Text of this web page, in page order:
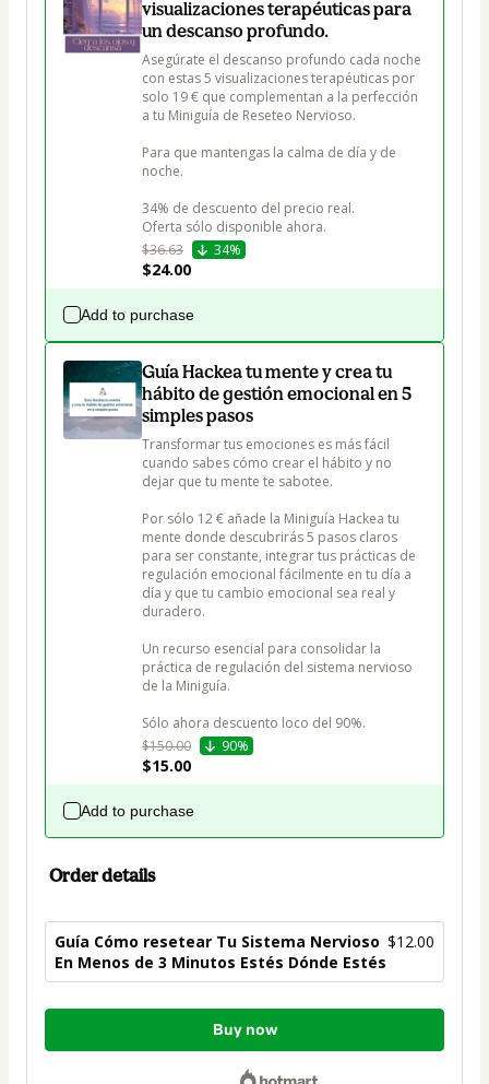
visualizaciones terapéuticas para
un descanso profundo.
Asegúrate el descanso profundo cada noche
con estas 5 visualizaciones terapéuticas por
solo 19 € que complementan a la perfección
a tu Miniguía de Reseteo Nervioso.
Para que mantengas la calma de día y de
noche.
34% de descuento del precio real.
Oferta sólo disponible ahora.
$36.63
34%
$24.00
Add to purchase
Guía Hackea tu mente y crea tu
hábito de gestión emocional en 5
simples pasos
Transformar tus emociones es más fácil
cuando sabes cómo crear el hábito y no
dejar que tu mente te sabotee.
Por sólo 12 € añade la Miniguía Hackea tu
mente donde descubrirás 5 pasos claros
para ser constante, integrar tus prácticas de
regulación emocional fácilmente en tu día a
día y que tu cambio emocional sea real y
duradero.
Un recurso esencial para consolidar la
práctica de regulación del sistema nervioso
de la Miniguía.
Sólo ahora descuento loco del 90%.
$150.00
90%
$15.00
Add to purchase
Order details
Guía Cómo resetear Tu Sistema Nervioso
En Menos de 3 Minutos Estés Dónde Estés
$12.00
Total
Buy now